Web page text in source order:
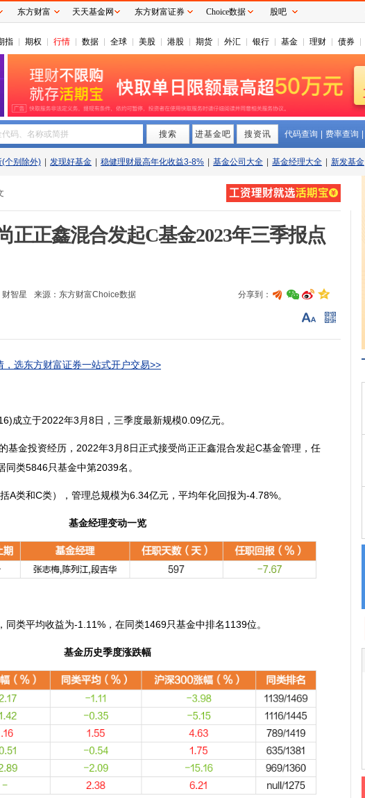
指 期权 行情 数据 全球 美股 港股 期货 外汇 银行 基金 理财 债券
码、名称或简拼 搜索 进基金吧 搜资讯 代码查询 费率查询
个别除外) 发现好基金 稳健理财最高年化收益3-8% 基金公司大全 基金经理大全 新发基金
正正鑫混合发起C基金2023年三季报点
智星 来源： 东方财富Choice数据 分享到：
，选东方财富证券一站式开户交易>>
成立于2022年3月8日，三季度最新规模0.09亿元。
基金投资经历，2022年3月8日正式接受尚正正鑫混合发起C基金管理，任
类5846只基金中第2039名。
A类和C类），管理总规模为6.34亿元，平均年化回报为-4.78%。
基金经理变动一览
同类平均收益为-1.11%，在同类1469只基金中排名1139位。
基金历史季度涨跌幅
东方财富 天天基金网 东方财富证券 Choice数据 股吧